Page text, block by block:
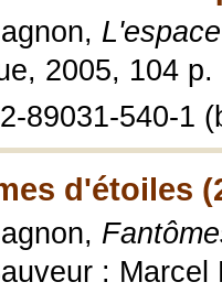
2005, 104
89031-540-1
d'étoiles
: